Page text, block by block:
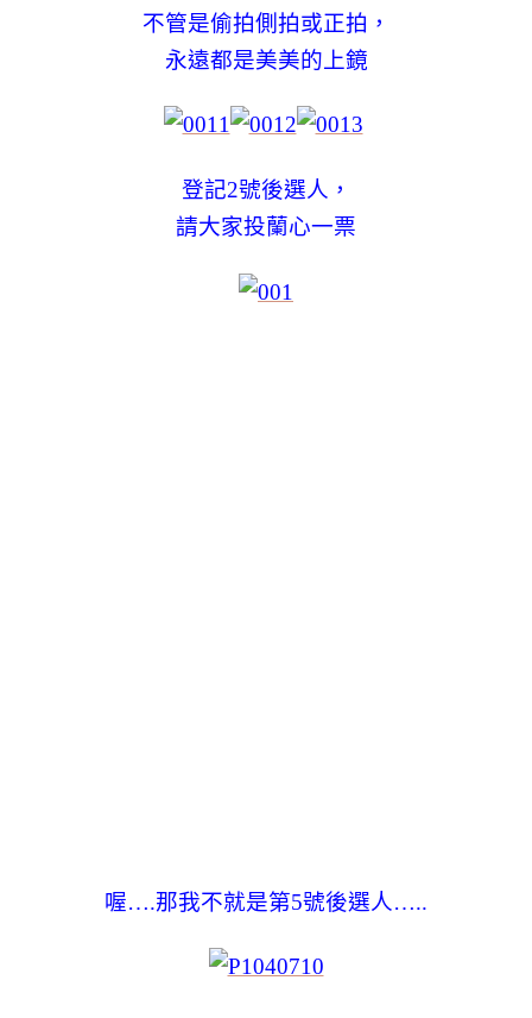
不管是偷拍側拍或正拍，
永遠都是美美的上鏡
登記2號後選人，
請大家投蘭心一票
喔….那我不就是第5號後選人…..